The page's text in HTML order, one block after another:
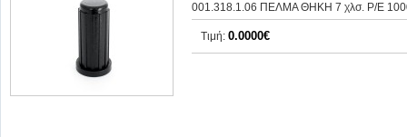
001.318.1.06 ΠΕΛΜΑ ΘΗΚΗ 7 χλσ. Ρ/Ε
Τιμή: 0.0000€